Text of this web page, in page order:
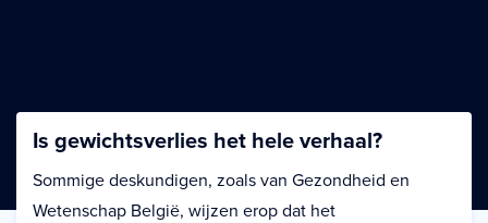
Is gewichtsverlies het hele verhaal?
Sommige deskundigen, zoals van Gezondheid en
Wetenschap België, wijzen erop dat het